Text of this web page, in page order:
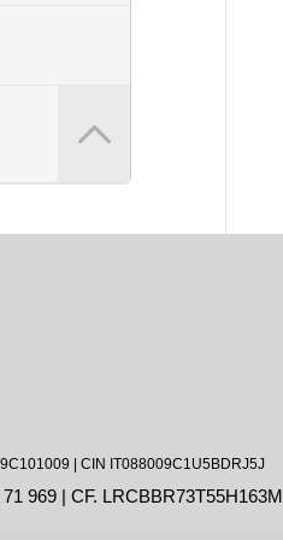
the
| CIN IT088009C1U5BDRJ5J
969| CF. LRCBBR73T55H163M |